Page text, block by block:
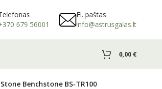
679 56001
El. paštas
info@astrusgalas.lt
0,00 €
Benchstone BS-TR100